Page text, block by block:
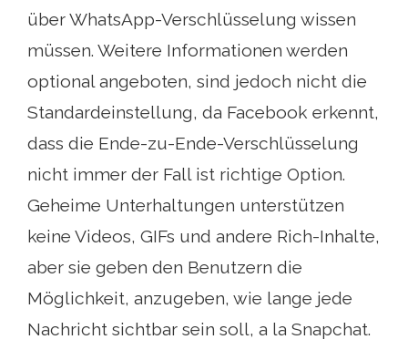
über WhatsApp-Verschlüsselung wissen
müssen. Weitere Informationen werden
optional angeboten, sind jedoch nicht die
Standardeinstellung, da Facebook erkennt,
dass die Ende-zu-Ende-Verschlüsselung
nicht immer der Fall ist richtige Option.
Geheime Unterhaltungen unterstützen
keine Videos, GIFs und andere Rich-Inhalte,
aber sie geben den Benutzern die
Möglichkeit, anzugeben, wie lange jede
Nachricht sichtbar sein soll, a la Snapchat.